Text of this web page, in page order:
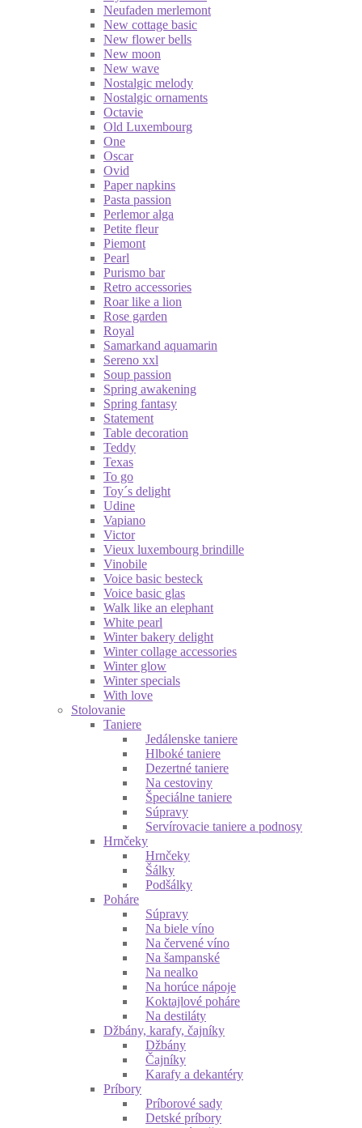
Neufaden merlemont
New cottage basic
New flower bells
New moon
New wave
Nostalgic melody
Nostalgic ornaments
Octavie
Old Luxembourg
One
Oscar
Ovid
Paper napkins
Pasta passion
Perlemor alga
Petite fleur
Piemont
Pearl
Purismo bar
Retro accessories
Roar like a lion
Rose garden
Royal
Samarkand aquamarin
Sereno xxl
Soup passion
Spring awakening
Spring fantasy
Statement
Table decoration
Teddy
Texas
To go
Toy´s delight
Udine
Vapiano
Victor
Vieux luxembourg brindille
Vinobile
Voice basic besteck
Voice basic glas
Walk like an elephant
White pearl
Winter bakery delight
Winter collage accessories
Winter glow
Winter specials
With love
Stolovanie
Taniere
Jedálenske taniere
Hlboké taniere
Dezertné taniere
Na cestoviny
Špeciálne taniere
Súpravy
Servírovacie taniere a podnosy
Hrnčeky
Hrnčeky
Šálky
Podšálky
Poháre
Súpravy
Na biele víno
Na červené víno
Na šampanské
Na nealko
Na horúce nápoje
Koktajlové poháre
Na destiláty
Džbány, karafy, čajníky
Džbány
Čajníky
Karafy a dekantéry
Príbory
Príborové sady
Detské príbory